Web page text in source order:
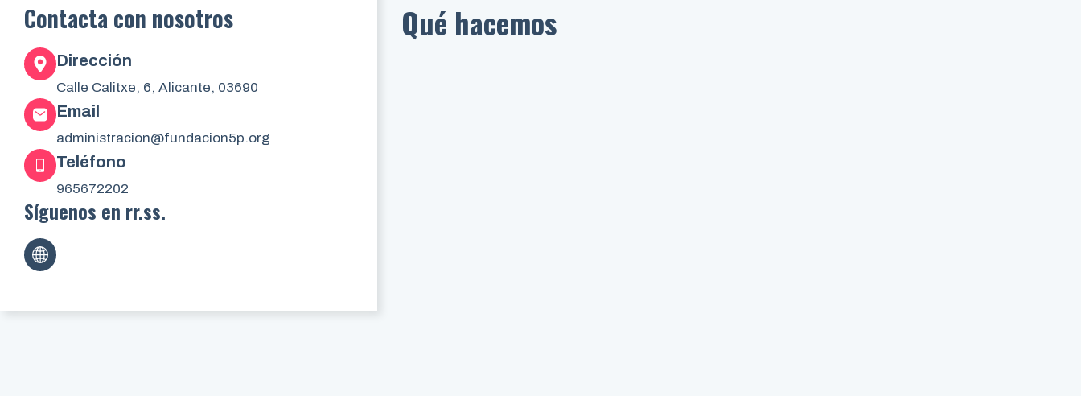
Contacta con nosotros
Dirección
Calle Calitxe, 6, Alicante, 03690
Email
administracion@fundacion5p.org
Teléfono
965672202
Síguenos en rr.ss.
Qué hacemos